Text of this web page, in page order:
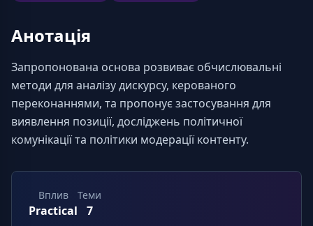
Анотація
Запропонована основа розвиває обчислювальні
методи для аналізу дискурсу, керованого
переконаннями, та пропонує застосування для
виявлення позиції, досліджень політичної
комунікації та політики модерації контенту.
Вплив
Practical
Теми
7